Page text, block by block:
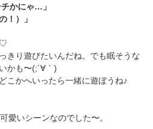
かにゃ…」
！）」
♡
きり遊びたいんだね。でも眠そうな
かも〜(;´∀｀)
こかへいったら一緒に遊ぼうね♪
愛いシーンなのでした〜。